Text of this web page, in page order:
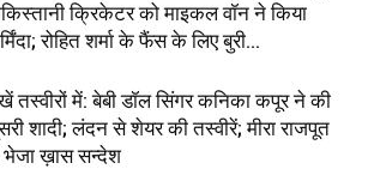
क्रिकेटर को माइकल वॉन ने किया
रोहित शर्मा के फैंस के लिए बुरी...
तस्वीरों में: बेबी डॉल सिंगर कनिका कपूर ने की
शादी; लंदन से शेयर की तस्वीरें; मीरा राजपूत
ख़ास सन्देश